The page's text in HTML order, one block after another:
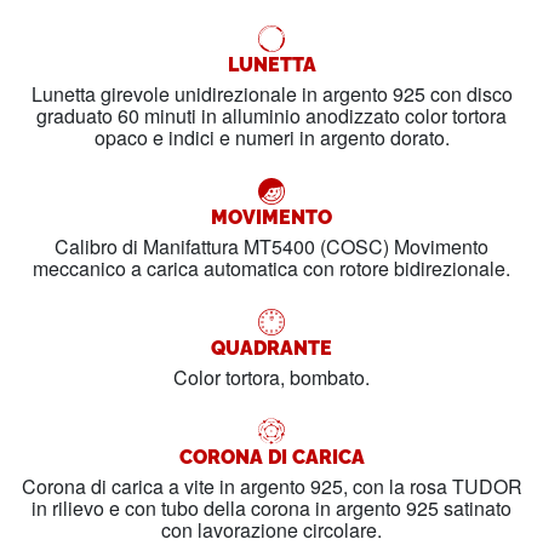
LUNETTA
Lunetta girevole unidirezionale in argento 925 con disco
graduato 60 minuti in alluminio anodizzato color tortora
opaco e indici e numeri in argento dorato.
MOVIMENTO
Calibro di Manifattura MT5400 (COSC) Movimento
meccanico a carica automatica con rotore bidirezionale.
QUADRANTE
Color tortora, bombato.
CORONA DI CARICA
Corona di carica a vite in argento 925, con la rosa TUDOR
in rilievo e con tubo della corona in argento 925 satinato
con lavorazione circolare.